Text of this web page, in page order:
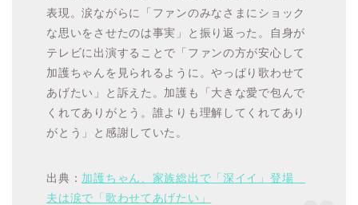
表現。涙ながらに「ファンのみなさまにショック
な思いをさせたのは事実」と振り返った。自身が
テレビに出演することで「ファンの方が安心して
加護ちゃんを見られるように。やっぱり歌わせて
あげたい」と訴えた。加護も「大きな愛で包んで
くれてありがとう。誰よりも理解してくれてあり
がとう」と感謝していた。
出典： 加護ちゃん、家族総出で「深イイ」登場
夫は涙で「歌わせてあげたい」